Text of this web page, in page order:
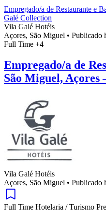
Empregado/a de Restaurante e
Galé Collection
Vila Galé Hotéis
Açores, São Miguel • Publicado
Full Time +4
Empregado/a de
São Miguel, Açores
Vila Galé Hotéis
Açores, São Miguel • Publicado
Full Time Hotelaria / Turismo